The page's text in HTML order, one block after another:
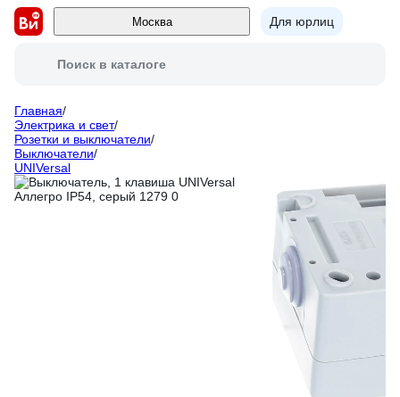
Москва Для юрлиц
Поиск в каталоге
Главная/
Электрика и свет/
Розетки и выключатели/
Выключатели/
UNIVersal